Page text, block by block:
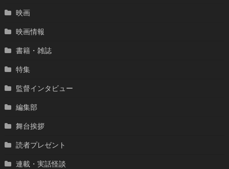
映画
映画情報
書籍・雑誌
特集
監督インタビュー
編集部
舞台挨拶
読者プレゼント
連載・実話怪談